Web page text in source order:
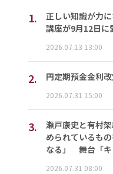
1.
正しい知識が力
講座が9月12日に
2026.07.13 13:00
2. 円定期預金金利
2026.07.31 15:00
3.
瀬戸康史と有村
められているも
なる」 舞台「キ
2026.07.31 08:00